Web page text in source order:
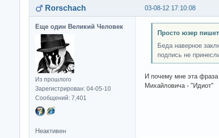
03-08-12 17:10:08
Rorschach
Еще один Великий Человек
Из прошлого
Зарегистрирован: 04-05-10
Сообщений: 7,401
Просто юзер
Беда наверное
подпись не
И почему мне эта
Михайловича - "Идиот"
Неактивен